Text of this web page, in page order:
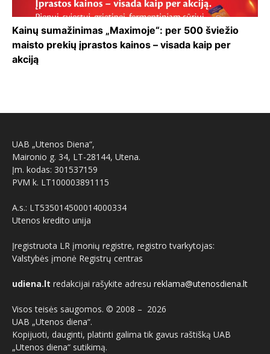
Kainų sumažinimas „Maximoje“: per 500 šviežio
maisto prekių įprastos kainos – visada kaip per
akciją
UAB „Utenos Diena“,
Maironio g. 34, LT-28144, Utena.
Įm. kodas: 301537159
PVM k. LT100003891115
A.s.: LT535014500014000334
Utenos kredito unija
Įregistruota LR įmonių registre, registro tvarkytojas:
Valstybės įmonė Registrų centras
udiena.lt redakcijai rašykite adresu reklama@utenosdiena.lt
Visos teisės saugomos. © 2008 – 2026
UAB „Utenos diena“.
Kopijuoti, dauginti, platinti galima tik gavus raštišką UAB
„Utenos diena“ sutikimą.